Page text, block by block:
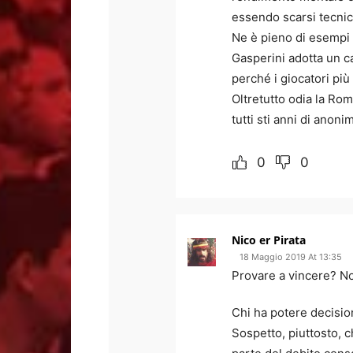
essendo scarsi
Ne è pieno di esempi
Gasperini adotta un
perché i giocatori
Oltretutto odia la
tutti sti anni di
0 0
Nico er Pirata
18 Maggio 2019 At 13:35
Provare a vincere?
Chi ha potere
Sospetto, piuttosto,